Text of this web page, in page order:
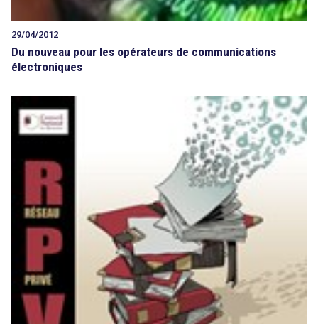
29/04/2012
Du nouveau pour les opérateurs de communications
électroniques